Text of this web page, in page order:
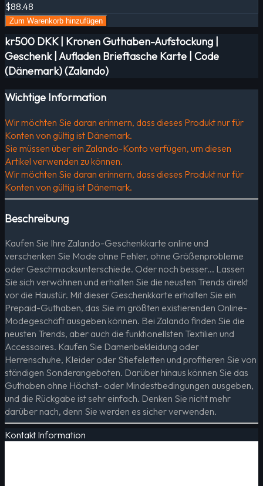
$88.48
Zum Warenkorb hinzufügen
kr500 DKK | Kronen Guthaben-Aufstockung |
Geschenk | Aufladen Brieftasche Karte | Code
(Dänemark) (Zalando)
Wichtige Information
Wir möchten Sie daran erinnern, dass dieses Produkt nur für
Konten von gültig ist Dänemark.
Sie müssen über ein Zalando-Konto verfügen, um diesen
Artikel verwenden zu können.
Wir möchten Sie daran erinnern, dass dieses Produkt nur für
Konten von gültig ist Dänemark.
Beschreibung
Kaufen Sie Ihre Zalando-Geschenkkarte online und
verschenken Sie Mode ohne Fehler, ohne Größenprobleme
oder Geschmacksunterschiede. Oder noch besser... Lassen
Sie sich verwöhnen und erhalten Sie die neusten Trends direkt
vor die Haustür. Mit dieser Geschenkkarte erhalten Sie ein
Prepaid-Guthaben, das Sie im größten existierenden Online-
Modegeschäft ausgeben können. Bei Zalando finden Sie die
neusten Trends, aber auch die funktionellsten Textilien und
Accessoires. Kaufen Sie Damenbekleidung oder
Herrenschuhe, Kleider oder Stiefeletten und profitieren Sie von
ständigen Sonderangeboten. Darüber hinaus können Sie das
Guthaben ohne Höchst- oder Mindestbedingungen ausgeben,
und die Rückgabe ist sehr einfach. Denken Sie nicht mehr
darüber nach, denn Sie werden es sicher verwenden.
Kontakt Information